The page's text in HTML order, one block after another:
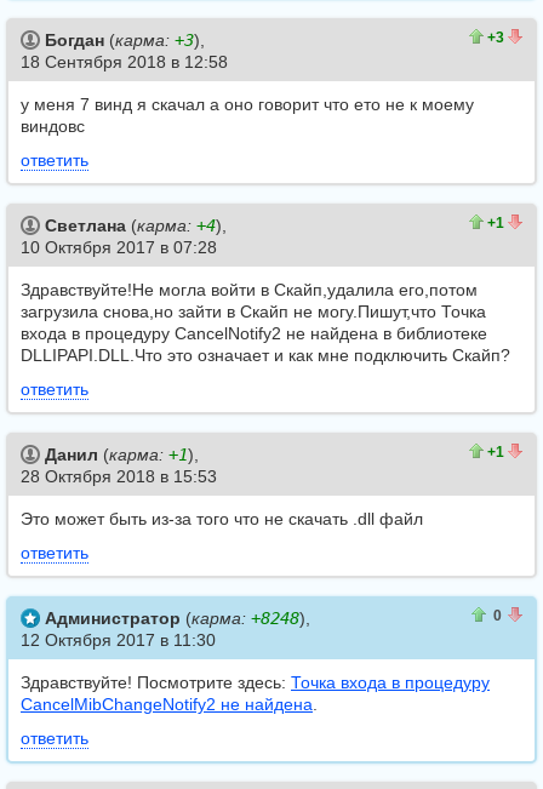
+3
Богдан (карма: +3),
18 Сентября 2018 в 12:58
у меня 7 винд я скачал а оно говорит что ето не к моему
виндовс
ответить
+1
Светлана (карма: +4),
10 Октября 2017 в 07:28
Здравствуйте!Не могла войти в Скайп,удалила его,потом
загрузила снова,но зайти в Скайп не могу.Пишут,что Точка
входа в процедуру CancelNotify2 не найдена в библиотеке
DLLIPAPI.DLL.Что это означает и как мне подключить Скайп?
ответить
+1
Данил (карма: +1),
28 Октября 2018 в 15:53
Это может быть из-за того что не скачать .dll файл
ответить
0
Администратор (карма: +8248),
12 Октября 2017 в 11:30
Здравствуйте! Посмотрите здесь: Точка входа в процедуру
CancelMibChangeNotify2 не найдена
ответить